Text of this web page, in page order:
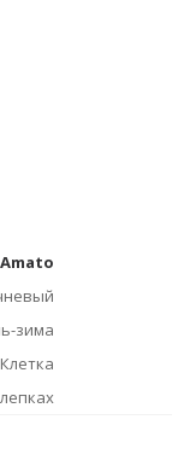
Amato
зима
Клетка